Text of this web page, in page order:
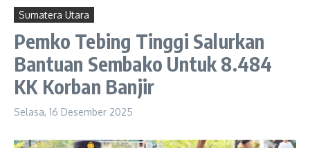
Sumatera Utara
Pemko Tebing Tinggi Salurkan
Bantuan Sembako Untuk 8.484
KK Korban Banjir
Selasa, 16 Desember 2025